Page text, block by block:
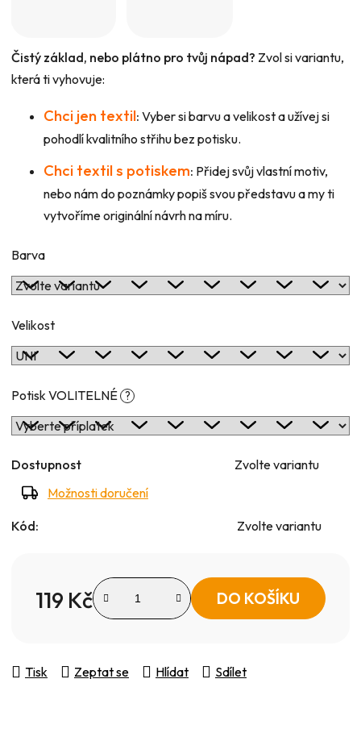
Čistý základ, nebo plátno pro tvůj nápad? Zvol si variantu,
která ti vyhovuje:
Chci jen textil: Vyber si barvu a velikost a užívej si
pohodlí kvalitního střihu bez potisku.
Chci textil s potiskem: Přidej svůj vlastní motiv,
nebo nám do poznámky popiš svou představu a my ti
vytvoříme originální návrh na míru.
Barva
Velikost
Potisk VOLITELNÉ ?
Dostupnost
Zvolte variantu
Možnosti doručení
Kód: Zvolte variantu
119 Kč DO KOŠÍKU
Tisk Zeptat se Hlídat Sdílet